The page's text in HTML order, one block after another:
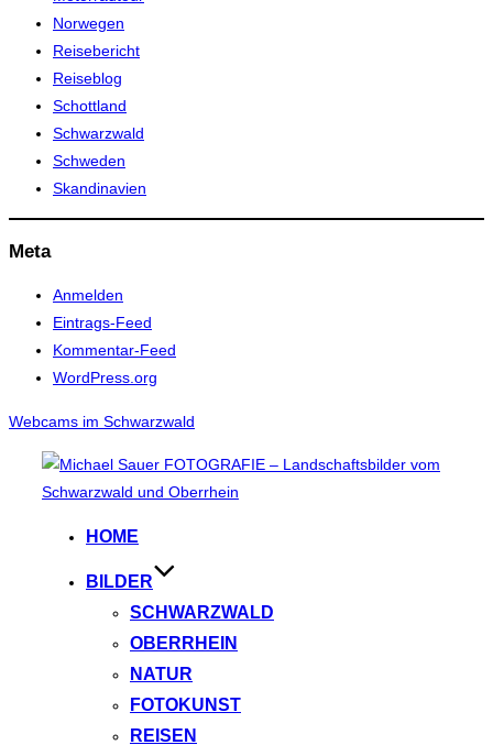
Norwegen
Reisebericht
Reiseblog
Schottland
Schwarzwald
Schweden
Skandinavien
Meta
Anmelden
Eintrags-Feed
Kommentar-Feed
WordPress.org
Webcams im Schwarzwald
Inhalt
HOME
BILDER
SCHWARZWALD
OBERRHEIN
NATUR
FOTOKUNST
REISEN